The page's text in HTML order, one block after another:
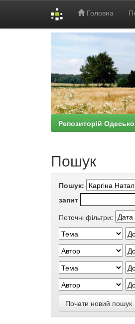
Головна
Репозиторій
Пошук
Пошук:
запит
Поточні фільтри:
Почати новий пошук